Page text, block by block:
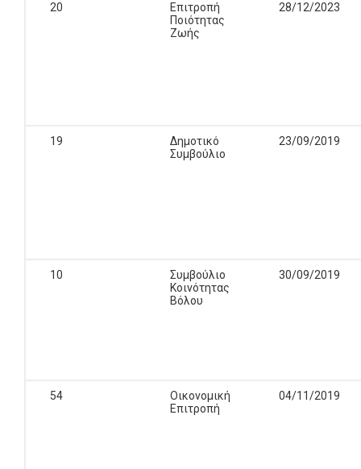
20
Επιτροπή
Ποιότητας
Ζωής
28/12/2023
19
Δημοτικό
Συμβούλιο
23/09/2019
10
Συμβούλιο
Κοινότητας
Βόλου
30/09/2019
54
Οικονομική
Επιτροπή
04/11/2019